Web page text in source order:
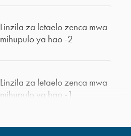
Linzila za letaelo zenca mwa
mihupulo ya hao -2
Linzila za letaelo zenca mwa
mihupulo ya hao -1